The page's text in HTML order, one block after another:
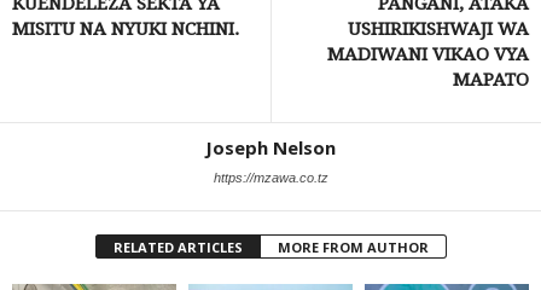
MISITU NA NYUKI NCHINI.
USHIRIKISHWAJI WA
MADIWANI VIKAO VYA
MAPATO
Joseph Nelson
https://mzawa.co.tz
RELATED ARTICLES MORE FROM AUTHOR